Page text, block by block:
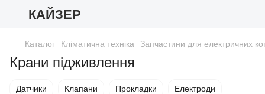
КАЙЗЕР
Каталог Кліматична техніка Запчастини для електричних
Крани підживлення
Датчики Клапани Прокладки Електроди